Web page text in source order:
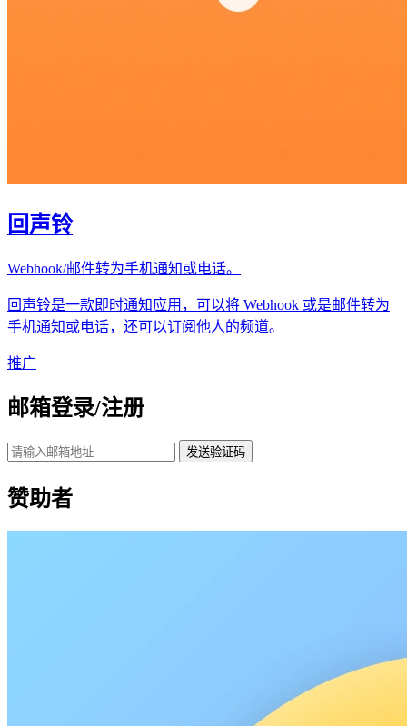
回声铃
Webhook/邮件转为手机通知或电话。
回声铃是一款即时通知应用，可以将 Webhook 或是邮件转为
手机通知或电话，还可以订阅他人的频道。
推广
邮箱登录/注册
发送验证码
赞助者